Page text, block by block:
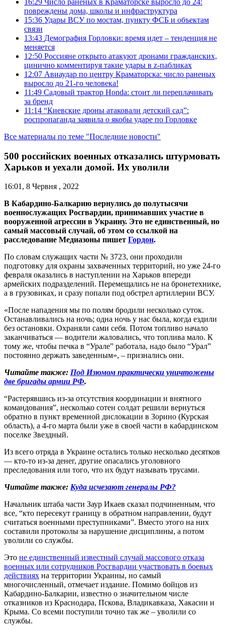
повреждены дома, школы и инфраструктура
15:36 Удары ВСУ по мостам, пункту ФСБ и объектам
связи
13:43 Демография Горловки: время идет – тенденция не
меняется
12:50 Россияне открыто атакуют дронами гражданских,
цинично комментируя такие удары в z-пабликах
12:07 Авиаудар по центру Краматорска: число раненых
выросло до 21-го человека!
11:49 Садовый трактор Honda: стоит ли переплачивать
за бренд
11:14 “Киевские дроны атаковали детский сад”:
роспропаганда заявила о якобы ударе по Горловке
Все материалы по теме "Последние новости"
500 российских военных отказались штурмовать
Харьков и уехали домой. Их уволили
16:01, 8 Червня , 2022
В Кабардино‑Балкарию вернулись до полутысячи
военнослужащих Росгвардии, принимавших участие в
вооруженной агрессии в Украину. Это не единственный, но
самый массовый случай, об этом со ссылкой на
расследование Медиазоны пишет Гордон.
По словам служащих части № 3723, они проходили
подготовку для охраны захваченных территорий, но уже 24-го
февраля оказались в наступлении на Харьков впереди
армейских подразделений. Перемещались не на бронетехнике,
а в грузовиках, и сразу попали под обстрел артиллерии ВСУ.
«После нападения мы по полям бродили несколько суток.
Останавливались на ночь; одна ночь у нас была, когда ездили
без остановки. Охраняли сами себя. Потом топливо начало
заканчиваться — водители жаловались, что топлива мало. К
тому же, чтобы печка в “Урале” работала, надо было “Урал”
постоянно держать заведенным», – признались они.
Читайте также: Под Изюмом практически уничтожены
две бригады армии РФ.
“Растерявшись из-за отсутствия координации и внятного
командования”, несколько сотен солдат решили вернуться
обратно в пункт временной дислокации в Зорино (Курская
область), а 4-го марта были уже в своей части в кабардинском
поселке Звездный.
Из всего отряда в Украине остались только несколько десятков
— кто-то из-за денег, другие опасались уголовного
преследования или того, что их будут называть трусами.
Читайте также: Куда исчезают генералы РФ?
Начальник штаба части Заур Икаев сказал подчиненным, что
все, “кто пересекут границу в обратном направлении, будут
считаться военными преступниками”. Вместо этого на них
составили протоколы за нарушение дисциплины, а потом
уволили со службы.
Это не единственный известный случай массового отказа
военных или сотрудников Росгвардии участвовать в боевых
действиях на территории Украины, но самый
многочисленный, отмечает издание. Помимо бойцов из
Кабардино-Балкарии, известно о значительном числе
отказников из Краснодара, Пскова, Владикавказа, Хакасии и
Крыма. Со всеми поступили точно так же – уволили со
службы.